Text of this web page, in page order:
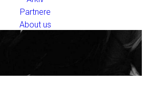
Partnere
About us